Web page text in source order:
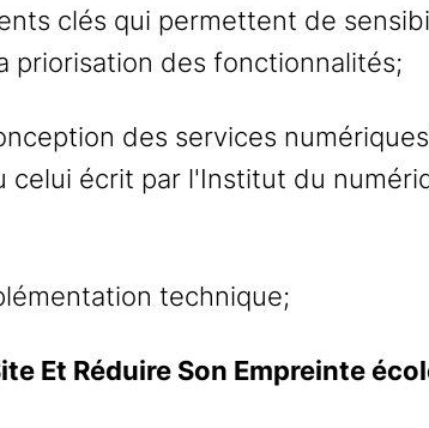
clés qui permettent de
priorisation des fonctionnalités;
des services
celui écrit par l'Institut du
technique;
Et Réduire Son Empreinte